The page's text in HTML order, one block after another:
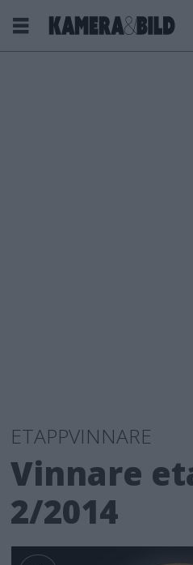
ETAPPVINNARE
Vinnare
2/2014